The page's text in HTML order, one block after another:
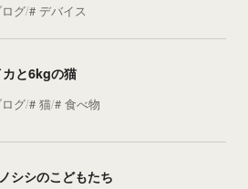
グ デバイス
と6kgの猫
グ 猫 食べ物
シシのこどもたち